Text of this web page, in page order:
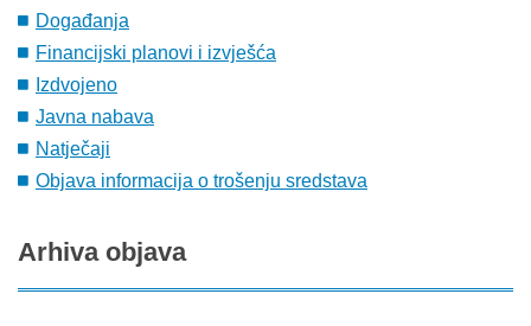
Događanja
Financijski planovi i izvješća
Izdvojeno
Javna nabava
Natječaji
Objava informacija o trošenju sredstava
Arhiva objava